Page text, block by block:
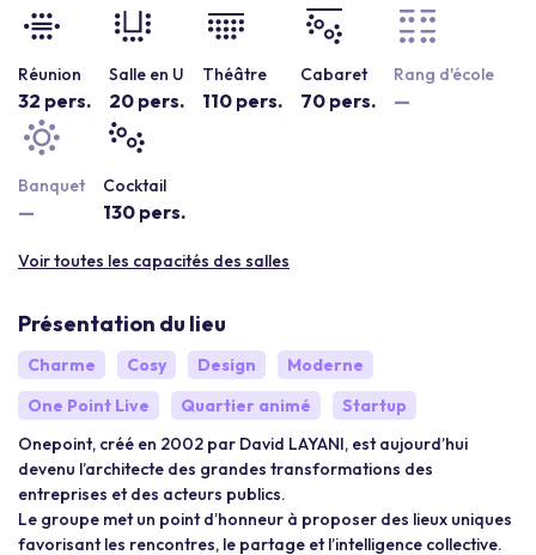
Réunion
32 pers.
Salle en U
20 pers.
Théâtre
110 pers.
Cabaret
70 pers.
Rang d'école
—
Banquet
—
Cocktail
130 pers.
Voir toutes les capacités des salles
Présentation du lieu
Charme Cosy Design
Moderne
One Point Live
Quartier animé
Startup
Onepoint, créé en 2002 par David LAYANI, est aujourd’hui
devenu l’architecte des grandes transformations des
entreprises et des acteurs publics.
Le groupe met un point d’honneur à proposer des lieux uniques
favorisant les rencontres, le partage et l’intelligence collective.